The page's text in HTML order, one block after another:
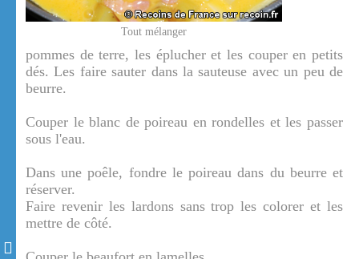
Tout mélanger
pommes de terre, les éplucher et les couper en petits
dés. Les faire sauter dans la sauteuse avec un peu de
beurre.
Couper le blanc de poireau en rondelles et les passer
sous l'eau.
Dans une poêle, fondre le poireau dans du beurre et
réserver.
Faire revenir les lardons sans trop les colorer et les
mettre de côté.